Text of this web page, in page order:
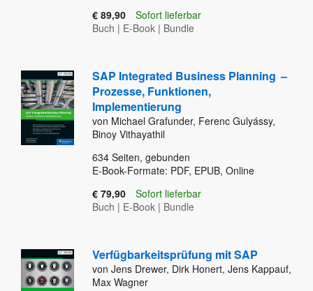
€ 89,90
Sofort lieferbar
Buch | E-Book | Bundle
SAP Integrated Business Planning –
Prozesse, Funktionen,
Implementierung
von Michael Grafunder, Ferenc Gulyássy,
Binoy Vithayathil
634 Seiten, gebunden
E-Book-Formate: PDF, EPUB, Online
€ 79,90
Sofort lieferbar
Buch | E-Book | Bundle
Verfügbarkeitsprüfung mit SAP
von Jens Drewer, Dirk Honert, Jens Kappauf,
Max Wagner